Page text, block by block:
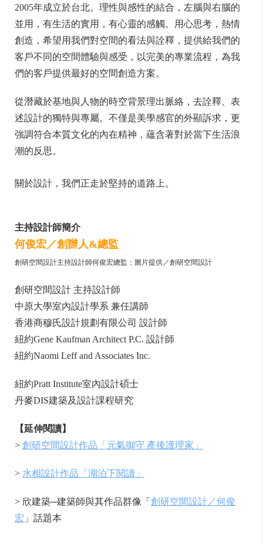
2005年成立於台北。 理性與感性的結合，左腦與右腦的
並用，有生活的實用，有心靈的感觸。用心思考，熱情
創造，希望用我們對空間的看法與詮釋，提供給我們的
客戶不同的空間體驗與感受，以完美的專業流程，為我
們的客戶提供最好的空間創造方案。
從潛藏於基地與人物的時空背景理出脈絡，去詮釋、表
述設計的獨特與專屬。不僅是美學感官的外顯訴求，更
強調符合本質文化的內在精神，蘊含著對於當下生活浪
潮的反思。
關於設計，我們正走於堅持的道路上。
主持設計師簡介
何俊宏／創辦人&總監
創研空間設計主持設計師何俊宏總監；圖片提供／創研空間設計
創研空間設計 主持設計師
中原大學室內設計學系 兼任講師
香港商穆氏設計規劃有限公司 設計師
紐約Gene Kaufman Architect P.C. 設計師
紐約Naomi Leff and Associates Inc.
紐約Pratt Institute室內設計碩士
丹麥DIS建築及設計課程研究
【延伸閱讀】
> 創研空間設計作品「元氣御守 產後護理家」
> 水相設計作品「湖泊下閱讀」
> 欣建築─建築師與其作品群像「 創研空間設計／何俊
宏 」話題本